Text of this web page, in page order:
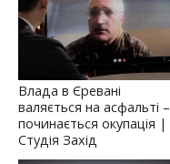
Влада в Єревані
валяється на асфальті –
починається окупація |
Студія Захід